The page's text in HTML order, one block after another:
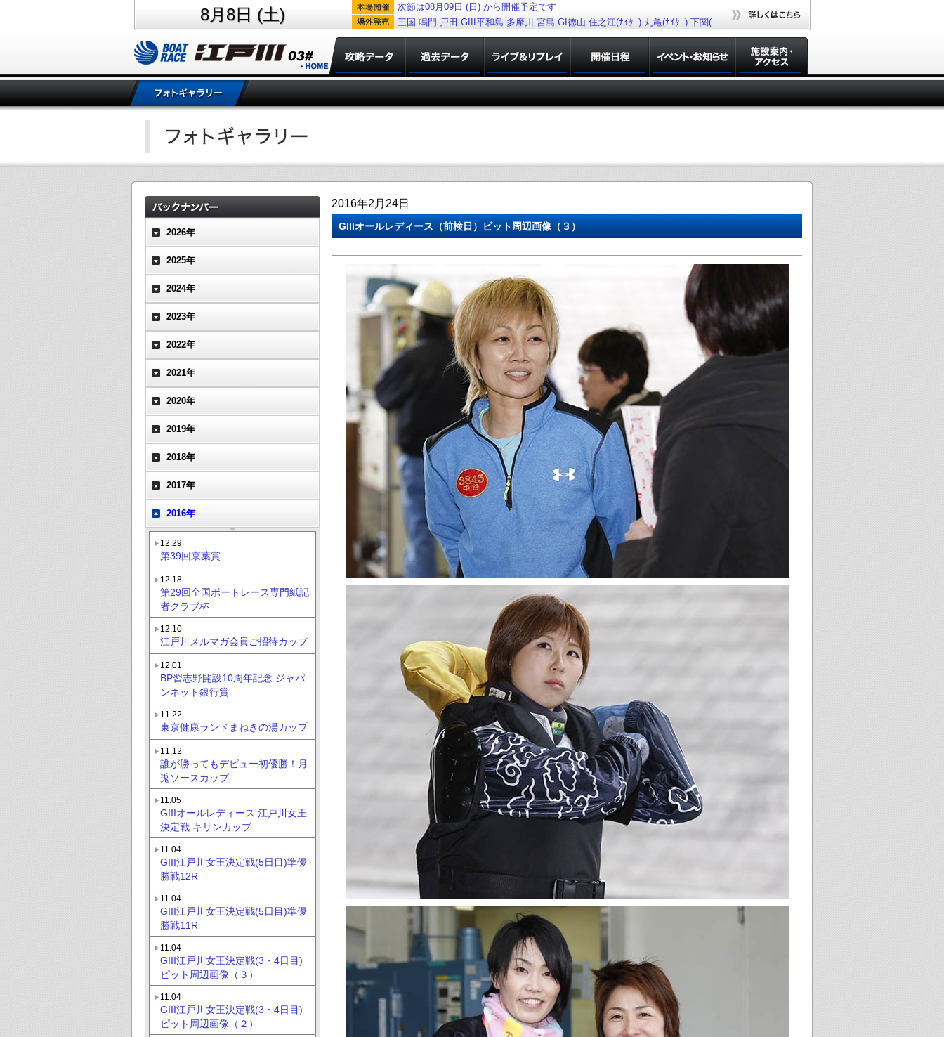
8月8日 (土)
次節は08月09日 (日) から開催予定です
三国 鳴門 戸田 GIII平和島 多摩川 宮島 GI徳山 住之江(ﾅｲﾀｰ) 丸亀(ﾅｲﾀｰ) 下関(ﾅｲﾀｰ) 若松(ﾅｲﾀｰ)
2026年
2025年
2024年
2023年
2022年
2021年
2020年
2019年
2018年
2017年
2016年
12.29
第39回京葉賞
12.18
第29回全国ボートレース専門紙記
者クラブ杯
12.10
江戸川メルマガ会員ご招待カップ
12.01
BP習志野開設10周年記念 ジャパ
ンネット銀行賞
11.22
東京健康ランドまねきの湯カップ
11.12
誰が勝ってもデビュー初優勝！月
兎ソースカップ
11.05
GIIIオールレディース 江戸川女王
決定戦 キリンカップ
11.04
GIII江戸川女王決定戦(5日目)準優
勝戦12R
11.04
GIII江戸川女王決定戦(5日目)準優
勝戦11R
11.04
GIII江戸川女王決定戦(3・4日目)
ピット周辺画像（３）
11.04
GIII江戸川女王決定戦(3・4日目)
ピット周辺画像（２）
2016年2月24日
GIIIオールレディース（前検日）ピット周辺画像（３）